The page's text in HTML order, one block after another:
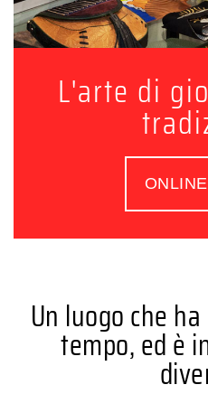
L'arte di
Un luogo che
tempo, ed è